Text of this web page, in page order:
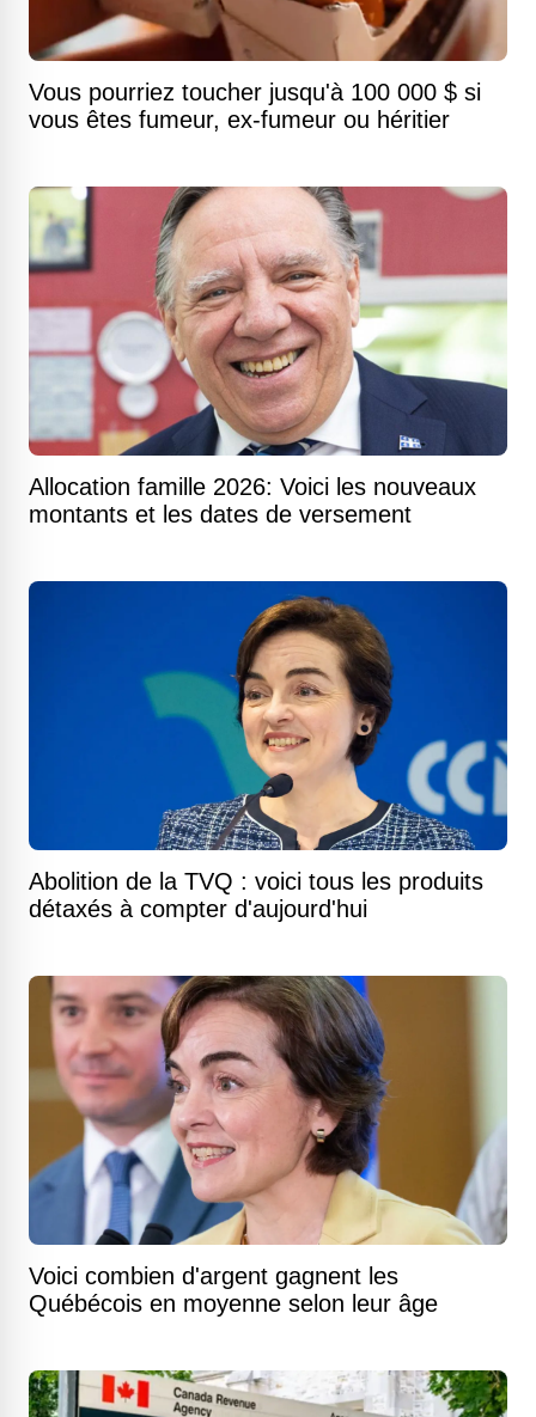
Vous pourriez toucher jusqu'à 100 000 $ si
vous êtes fumeur, ex-fumeur ou héritier
Allocation famille 2026: Voici les nouveaux
montants et les dates de versement
Abolition de la TVQ : voici tous les produits
détaxés à compter d'aujourd'hui
Voici combien d'argent gagnent les
Québécois en moyenne selon leur âge